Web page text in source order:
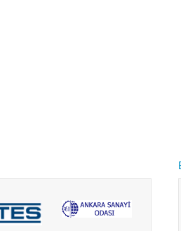
zaman zaman bu soru